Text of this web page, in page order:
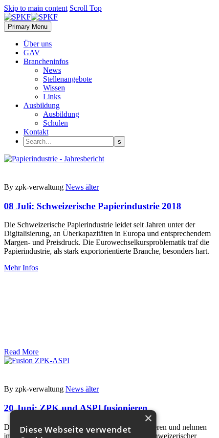
Skip to main content Scroll Top
Primary Menu
Über uns
GAV
Brancheninfos
News
Stellenangebote
Wissen
Links
Ausbildung
Ausbildung
Schulen
Kontakt
By zpk-verwaltung News älter
08 Juli: Schweizerische Papierindustrie 2018
Die Schweizerische Papierindustrie leidet seit Jahren unter der
Digitalisierung, an Überkapazitäten in Europa und entsprechendem
Margen- und Preisdruck. Die Eurowechselkursproblematik traf die
Papierindustrie, als stark exportorientierte Branche, besonders hart.
Mehr Infos
Read More
By zpk-verwaltung News älter
20 Juni:ZPK und ASPI fusionieren
Der Industrieverband ZPK und der ASPI fusionieren und nehmen
im neu gegründeten Verband SPKF (Verband Schweizerischer
×
Diese Webseite verwendet